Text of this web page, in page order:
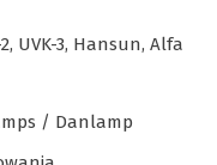
UVK-3, Hansun, Alfa
/ Danlamp